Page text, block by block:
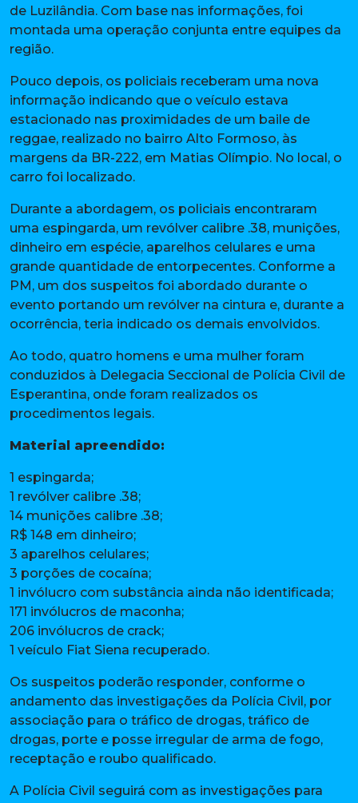
de Luzilândia. Com base nas informações, foi
montada uma operação conjunta entre equipes da
região.
Pouco depois, os policiais receberam uma nova
informação indicando que o veículo estava
estacionado nas proximidades de um baile de
reggae, realizado no bairro Alto Formoso, às
margens da BR-222, em Matias Olímpio. No local, o
carro foi localizado.
Durante a abordagem, os policiais encontraram
uma espingarda, um revólver calibre .38, munições,
dinheiro em espécie, aparelhos celulares e uma
grande quantidade de entorpecentes. Conforme a
PM, um dos suspeitos foi abordado durante o
evento portando um revólver na cintura e, durante a
ocorrência, teria indicado os demais envolvidos.
Ao todo, quatro homens e uma mulher foram
conduzidos à Delegacia Seccional de Polícia Civil de
Esperantina, onde foram realizados os
procedimentos legais.
Material apreendido:
1 espingarda;
1 revólver calibre .38;
14 munições calibre .38;
R$ 148 em dinheiro;
3 aparelhos celulares;
3 porções de cocaína;
1 invólucro com substância ainda não identificada;
171 invólucros de maconha;
206 invólucros de crack;
1 veículo Fiat Siena recuperado.
Os suspeitos poderão responder, conforme o
andamento das investigações da Polícia Civil, por
associação para o tráfico de drogas, tráfico de
drogas, porte e posse irregular de arma de fogo,
receptação e roubo qualificado.
A Polícia Civil seguirá com as investigações para